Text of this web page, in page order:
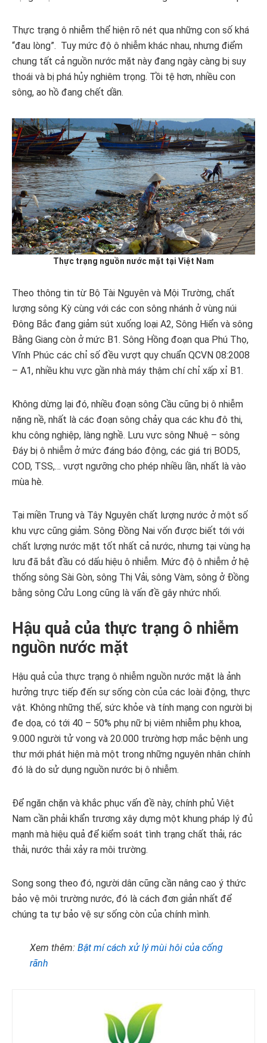
Thực trạng ô nhiễm thể hiện rõ nét qua những con số khá
“đau lòng”. Tuy mức độ ô nhiễm khác nhau, nhưng điểm
chung tất cả nguồn nước mặt này đang ngày càng bị suy
thoái và bị phá hủy nghiêm trọng. Tồi tệ hơn, nhiều con
sông, ao hồ đang chết dần.
Thực trạng nguồn nước mặt tại Việt Nam
Theo thông tin từ Bộ Tài Nguyên và Mội Trường, chất
lượng sông Kỳ cùng với các con sông nhánh ở vùng núi
Đông Bắc đang giảm sút xuống loại A2, Sông Hiển và sông
Bằng Giang còn ở mức B1. Sông Hồng đoạn qua Phú Thọ,
Vĩnh Phúc các chỉ số đều vượt quy chuẩn QCVN 08:2008
– A1, nhiều khu vực gần nhà máy thậm chí chỉ xấp xỉ B1.
Không dừng lại đó, nhiều đoạn sông Cầu cũng bị ô nhiễm
nặng nề, nhất là các đoạn sông chảy qua các khu đô thi,
khu công nghiệp, làng nghề. Lưu vực sông Nhuệ – sông
Đáy bị ô nhiễm ở mức đáng báo động, các giá trị BOD5,
COD, TSS,… vượt ngưỡng cho phép nhiều lần, nhất là vào
mùa hè.
Tại miền Trung và Tây Nguyên chất lượng nước ở một số
khu vực cũng giảm. Sông Đồng Nai vốn được biết tới với
chất lượng nước mặt tốt nhất cả nước, nhưng tại vùng hạ
lưu đã bắt đầu có dấu hiệu ô nhiễm. Mức độ ô nhiễm ở hệ
thống sông Sài Gòn, sông Thị Vải, sông Vàm, sông ở Đồng
bằng sông Cửu Long cũng là vấn đề gây nhức nhối.
Hậu quả của thực trạng ô nhiễm
nguồn nước mặt
Hậu quả của thực trạng ô nhiễm nguồn nước mặt là ảnh
hưởng trực tiếp đến sự sống còn của các loài động, thực
vật. Không những thế, sức khỏe và tính mạng con người bị
đe dọa, có tới 40 – 50% phụ nữ bị viêm nhiễm phụ khoa,
9.000 người tử vong và 20.000 trường hợp mắc bệnh ung
thư mới phát hiện mà một trong những nguyên nhân chính
đó là do sử dụng nguồn nước bị ô nhiễm.
Để ngăn chặn và khắc phục vấn đề này, chính phủ Việt
Nam cần phải khẩn trương xây dựng một khung pháp lý đủ
mạnh mà hiệu quả để kiểm soát tình trạng chất thải, rác
thải, nước thải xảy ra môi trường.
Song song theo đó, người dân cũng cần nâng cao ý thức
bảo vệ môi trường nước, đó là cách đơn giản nhất để
chúng ta tự bảo vệ sự sống còn của chính mình.
Xem thêm: Bật mí cách xử lý mùi hôi của cống
rãnh